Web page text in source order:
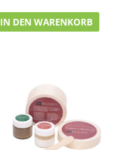
IN DEN WARENKORB